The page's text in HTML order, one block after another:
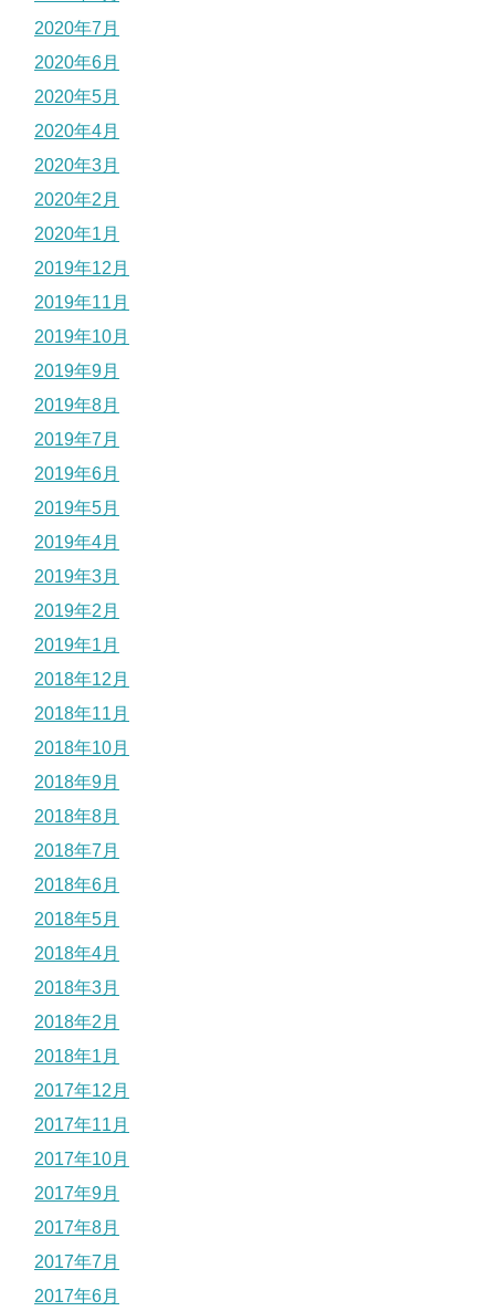
2020年7月
2020年6月
2020年5月
2020年4月
2020年3月
2020年2月
2020年1月
2019年12月
2019年11月
2019年10月
2019年9月
2019年8月
2019年7月
2019年6月
2019年5月
2019年4月
2019年3月
2019年2月
2019年1月
2018年12月
2018年11月
2018年10月
2018年9月
2018年8月
2018年7月
2018年6月
2018年5月
2018年4月
2018年3月
2018年2月
2018年1月
2017年12月
2017年11月
2017年10月
2017年9月
2017年8月
2017年7月
2017年6月